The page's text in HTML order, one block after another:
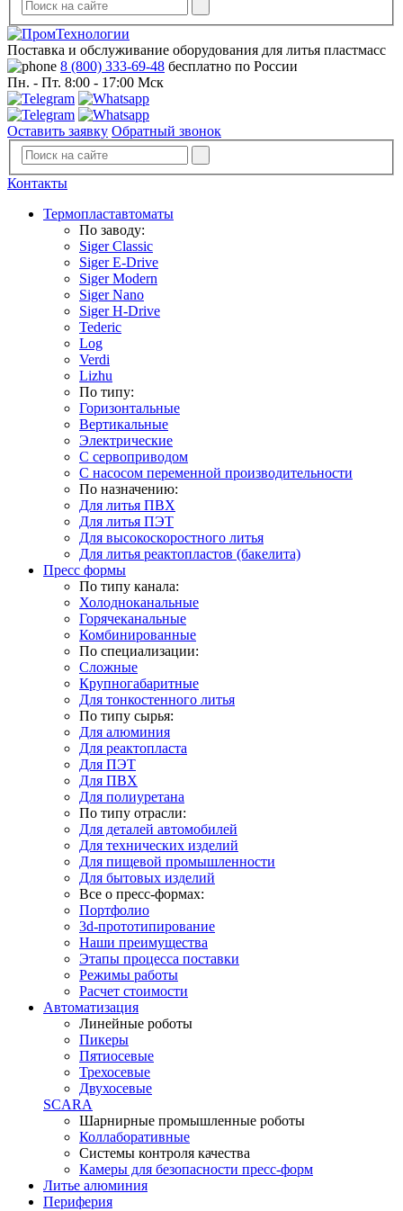
Поставка и обслуживание оборудования для литья пластмасс
8 (800) 333-69-48 бесплатно по России
Пн. - Пт. 8:00 - 17:00 Мск
Оставить заявку Обратный звонок
Контакты
Термопластавтоматы
По заводу:
Siger Classic
Siger E-Drive
Siger Modern
Siger Nano
Siger H-Drive
Tederic
Log
Verdi
Lizhu
По типу:
Горизонтальные
Вертикальные
Электрические
С сервоприводом
С насосом переменной производительности
По назначению:
Для литья ПВХ
Для литья ПЭТ
Для высокоскоростного литья
Для литья реактопластов (бакелита)
Пресс формы
По типу канала:
Холодноканальные
Горячеканальные
Комбинированные
По специализации:
Сложные
Крупногабаритные
Для тонкостенного литья
По типу сырья:
Для алюминия
Для реактопласта
Для ПЭТ
Для ПВХ
Для полиуретана
По типу отрасли:
Для деталей автомобилей
Для технических изделий
Для пищевой промышленности
Для бытовых изделий
Все о пресс-формах:
Портфолио
3d-прототипирование
Наши преимущества
Этапы процесса поставки
Режимы работы
Расчет стоимости
Автоматизация
Линейные роботы
Пикеры
Пятиосевые
Трехосевые
Двухосевые
SCARA
Шарнирные промышленные роботы
Коллаборативные
Системы контроля качества
Камеры для безопасности пресс-форм
Литье алюминия
Периферия